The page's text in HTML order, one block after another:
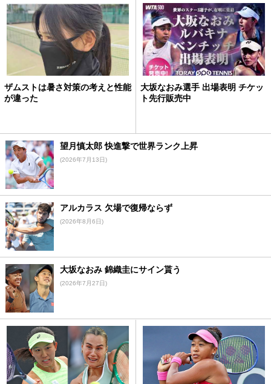
ザムストは暑さ対策の考えと性能
が違った
大坂なおみ選手 出場表明 チケッ
ト先行販売中
望月慎太郎 快進撃で世界ランク上昇
(2026年7月13日)
アルカラス 欠場で復帰ならず
(2026年8月6日)
大坂なおみ 錦織圭にサイン貰う
(2026年7月27日)